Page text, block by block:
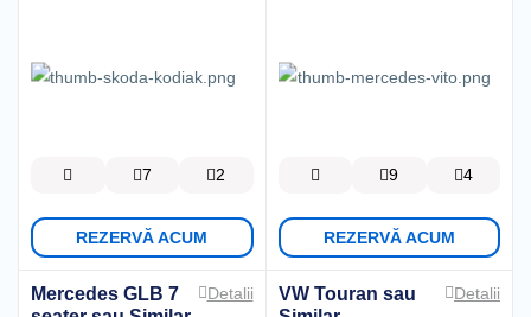
7 2
REZERVĂ ACUM
9 4
REZERVĂ ACUM
Mercedes GLB 7
Detalii VW Touran sau
Detalii